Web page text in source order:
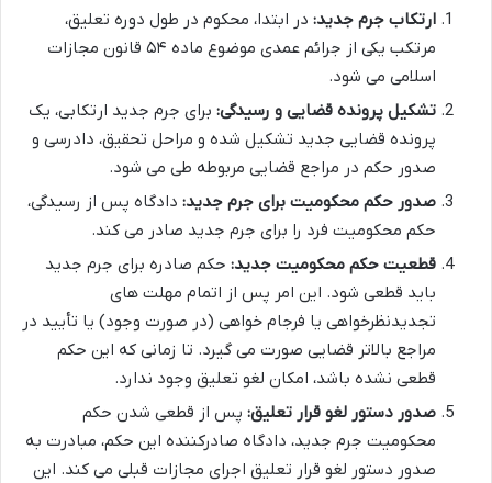
ارتکاب جرم جدید: در ابتدا، محکوم در طول دوره تعلیق،
مرتکب یکی از جرائم عمدی موضوع ماده ۵۴ قانون مجازات
اسلامی می شود.
تشکیل پرونده قضایی و رسیدگی: برای جرم جدید ارتکابی، یک
پرونده قضایی جدید تشکیل شده و مراحل تحقیق، دادرسی و
صدور حکم در مراجع قضایی مربوطه طی می شود.
صدور حکم محکومیت برای جرم جدید: دادگاه پس از رسیدگی،
حکم محکومیت فرد را برای جرم جدید صادر می کند.
قطعیت حکم محکومیت جدید: حکم صادره برای جرم جدید
باید قطعی شود. این امر پس از اتمام مهلت های
تجدیدنظرخواهی یا فرجام خواهی (در صورت وجود) یا تأیید در
مراجع بالاتر قضایی صورت می گیرد. تا زمانی که این حکم
قطعی نشده باشد، امکان لغو تعلیق وجود ندارد.
صدور دستور لغو قرار تعلیق: پس از قطعی شدن حکم
محکومیت جرم جدید، دادگاه صادرکننده این حکم، مبادرت به
صدور دستور لغو قرار تعلیق اجرای مجازات قبلی می کند. این